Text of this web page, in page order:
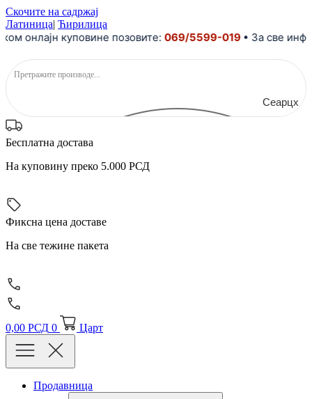
Скочите на садржај
Латиница| Ћирилица
онлајн куповине позовите:069/5599-019• За све
Сеарцх
Бесплатна достава
На куповину преко 5.000 РСД
Фиксна цена доставе
На све тежине пакета
0,00 РСД 0 Царт
Продавница